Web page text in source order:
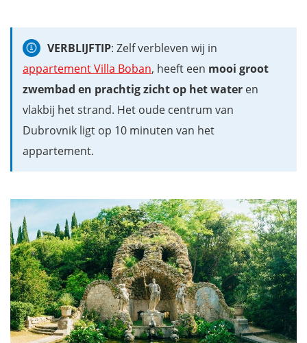
VERBLIJFTIP: Zelf verbleven wij in
appartement Villa Boban, heeft een mooi groot
zwembad en prachtig zicht op hetwater en
vlakbij het strand. Het oude centrum van
Dubrovnik ligt op 10 minuten van het
appartement.